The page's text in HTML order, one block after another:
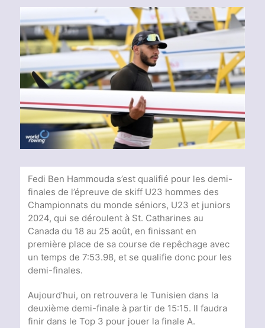
l'image
agrandie
Fedi Ben Hammouda s’est qualifié pour les demi-
finales de l’épreuve de skiff U23 hommes des
Championnats du monde séniors, U23 et juniors
2024, qui se déroulent à St. Catharines au
Canada du 18 au 25 août, en finissant en
première place de sa course de repêchage avec
un temps de 7:53.98, et se qualifie donc pour les
demi-finales.
Aujourd’hui, on retrouvera le Tunisien dans la
deuxième demi-finale à partir de 15:15. Il faudra
finir dans le Top 3 pour jouer la finale A.